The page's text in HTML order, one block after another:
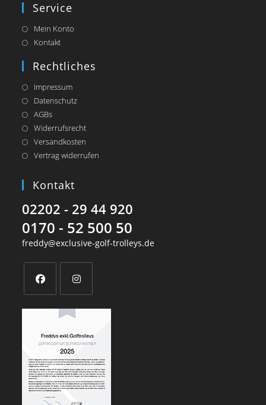
Service
Mein Konto
Kontakt
Rechtliches
Impressum
Datenschutz
AGBs
Widerrufsrecht
Versandkosten
Vertrag widerrufen
Kontakt
02202 - 29 44 920
0170 - 52 500 50
freddy@exclusive-golf-trolleys.de
in
in
new
tab